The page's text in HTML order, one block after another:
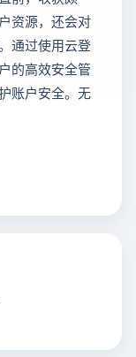
资源，还会对
通过使用云登
的高效安全管
账户安全。无